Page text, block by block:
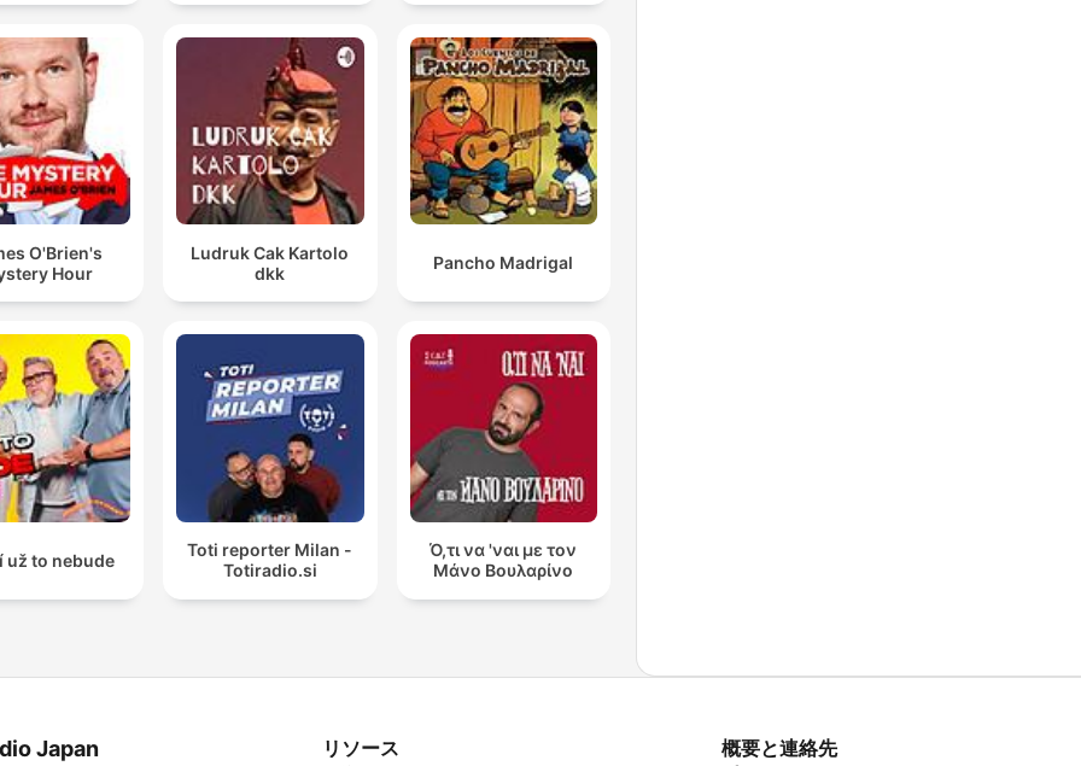
O'Brien's
Hour
Ludruk Cak Kartolo
dkk
Pancho Madrigal
už to nebude
Toti reporter Milan -
Totiradio.si
Ό,τι να 'ναι με τον
Μάνο Βουλαρίνο
Japan リソース 概要と連絡先